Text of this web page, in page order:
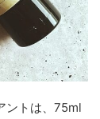
ントは、75ml